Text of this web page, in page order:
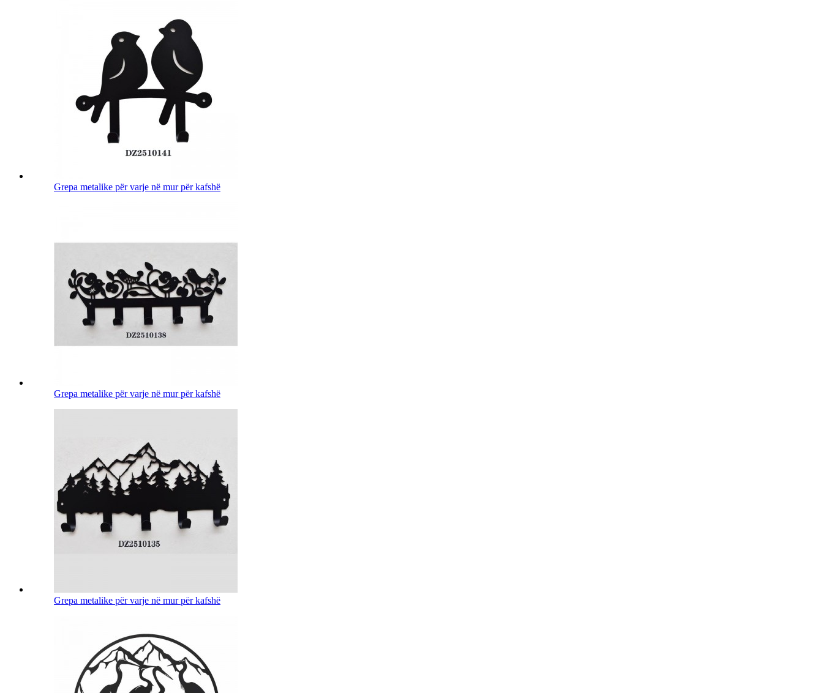
Grepa metalike për varje në mur për kafshë
Grepa metalike për varje në mur për kafshë
Grepa metalike për varje në mur për kafshë